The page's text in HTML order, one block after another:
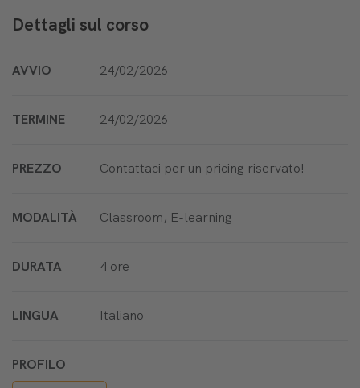
Dettagli sul corso
AVVIO 24/02/2026
TERMINE 24/02/2026
PREZZO Contattaci per un pricing riservato!
MODALITÀ Classroom, E-learning
DURATA 4 ore
LINGUA Italiano
PROFILO